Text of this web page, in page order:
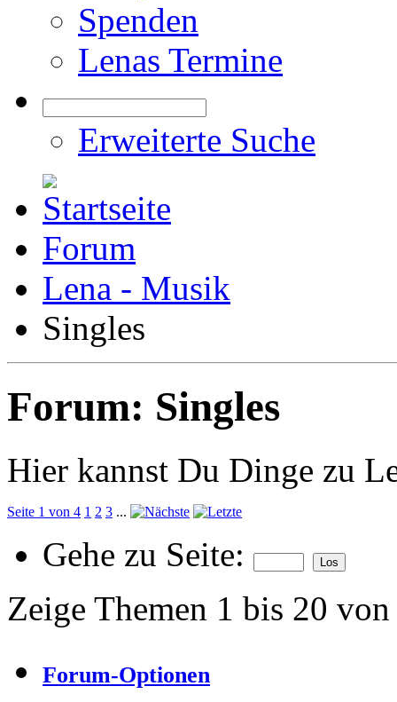
Spenden
Lenas Termine
Erweiterte Suche
Forum
Lena - Musik
Singles
Forum: Singles
Hier kannst Du Dinge zu
Seite 1 von 4 1 2 3 ...
Gehe zu Seite:
Zeige Themen 1 bis 20
Forum-Optionen